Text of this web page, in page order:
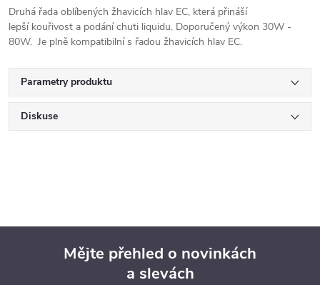
Druhá řada oblíbených žhavicích hlav EC, která přináší
lepší kouřivost a podání chuti liquidu. Doporučený výkon 30W -
80W. Je plně kompatibilní s řadou žhavicích hlav EC.
Parametry produktu
Diskuse
Mějte přehled o novinkách
a slevách